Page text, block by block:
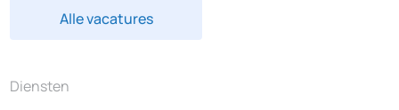
Alle vacatures
Diensten